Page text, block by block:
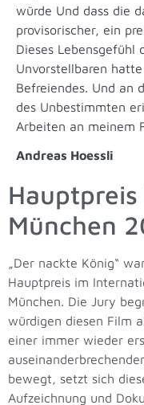
würde Und dass die
provisorischer, ein
Dieses Lebensgefühl
Unvorstellbaren
Befreiendes. Und an
des Unbestimmten
Arbeiten an meinem
Andreas Hoessli
München
„Der nackte König“
Hauptpreis im
München. Die Jury
würdigen diesen Film
einer immer wieder
bewegt, setzt sich
Aufzeichnung und